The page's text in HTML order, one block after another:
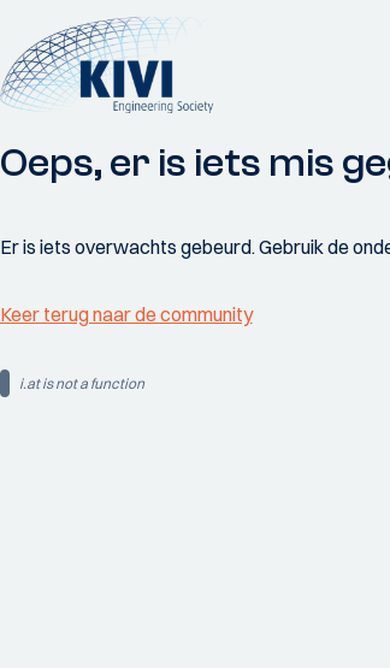
Oeps, er is iets mis
Er is iets overwachts gebeurd. Gebruik de
Keer terug naar de community
i.at is not a function